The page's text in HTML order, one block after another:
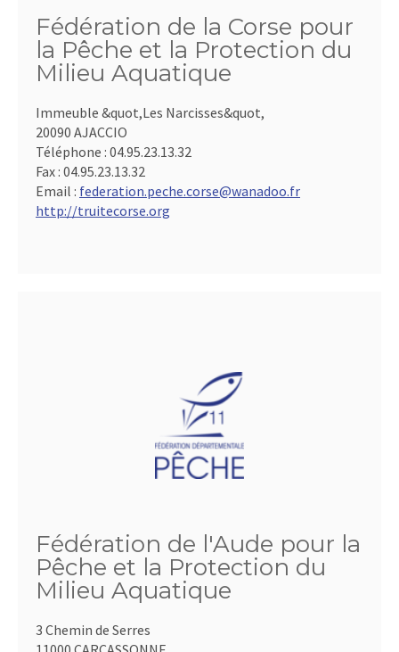
Fédération de la Corse pour
la Pêche et la Protection du
Milieu Aquatique
Immeuble &quot,Les Narcisses&quot,
20090 AJACCIO
Téléphone : 04.95.23.13.32
Fax : 04.95.23.13.32
Email : federation.peche.corse@wanadoo.fr
http://truitecorse.org
Fédération de l'Aude pour la
Pêche et la Protection du
Milieu Aquatique
3 Chemin de Serres